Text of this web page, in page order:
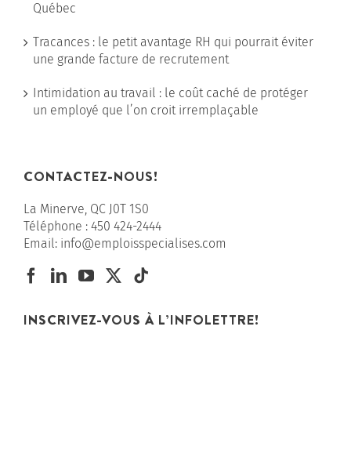
Québec
Tracances : le petit avantage RH qui pourrait éviter
une grande facture de recrutement
Intimidation au travail : le coût caché de protéger
un employé que l’on croit irremplaçable
CONTACTEZ-NOUS!
La Minerve, QC J0T 1S0
Téléphone : 450 424-2444
Email: info@emploisspecialises.com
INSCRIVEZ-VOUS À L’INFOLETTRE!